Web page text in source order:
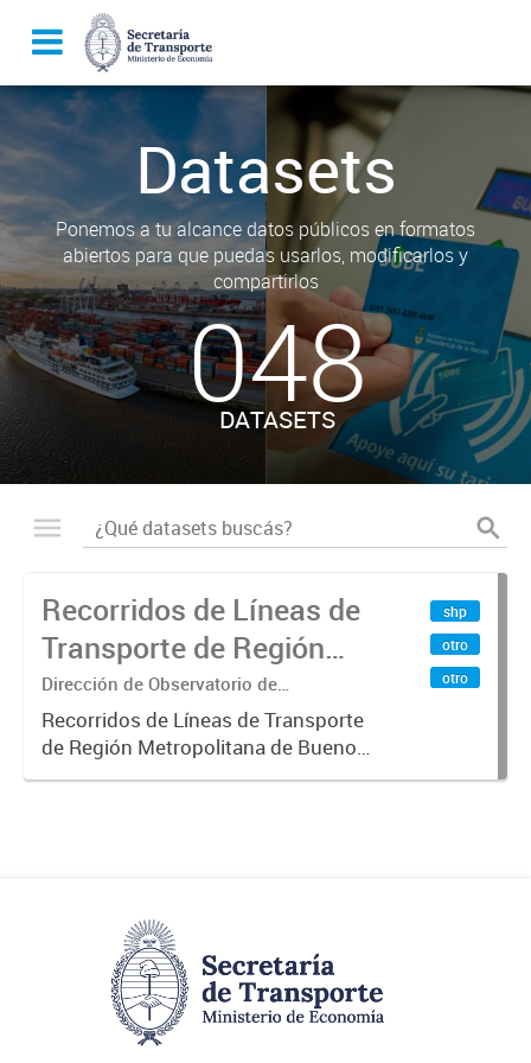
Datasets
Ponemos a tu alcance datos públicos en formatos
abiertos para que puedas usarlos, modificarlos y
compartirlos
048
DATASETS
Recorridos de Líneas de
Transporte de Región
Metropolitana de
Buenos Aires (RMBA)
Dirección de Observatorio de
Transporte, Estudio y Sistemas
Recorridos de Líneas de Transporte
de Región Metropolitana de Buenos
Aires (RMBA).-
shp
otro
otro